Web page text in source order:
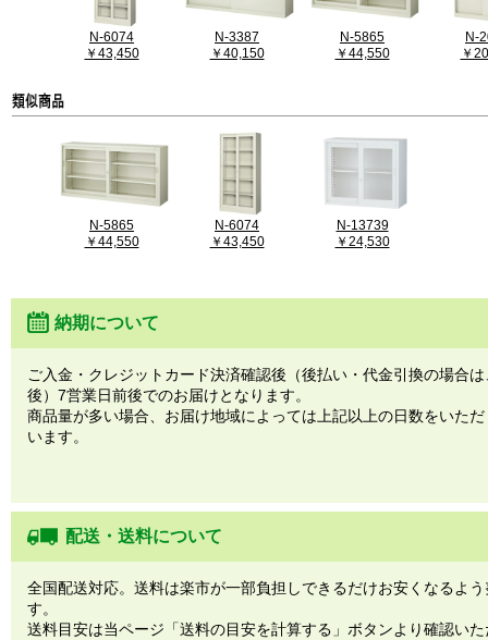
N-6074
￥43,450
N-3387
￥40,150
N-5865
￥44,550
N-
￥
N-5865
￥44,550
N-6074
￥43,450
N-13739
￥24,530
納期について
ご入金・クレジットカード決済確認後（後払い・代金引換の場合
後）7営業日前後でのお届けとなります。
商品量が多い場合、お届け地域によっては上記以上の日数をいた
います。
配送・送料について
全国配送対応。送料は楽市が一部負担しできるだけお安くなるよ
す。
送料目安は当ページ「送料の目安を計算する」ボタンより確認い